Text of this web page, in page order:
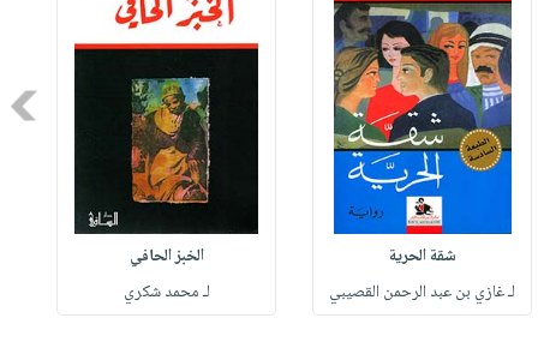
شقة الحرية
لـ غازي بن عبد الرحمن القصيبي
الخبز الحافي
لـ محمد شكري